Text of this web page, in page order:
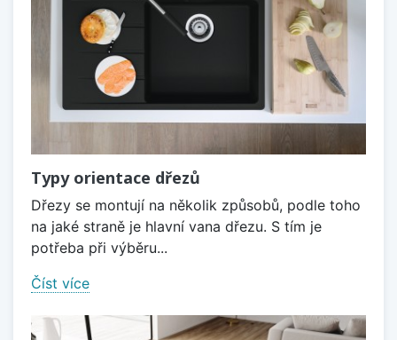
Typy orientace dřezů
Dřezy se montují na několik způsobů, podle toho
na jaké straně je hlavní vana dřezu. S tím je
potřeba při výběru...
Číst více